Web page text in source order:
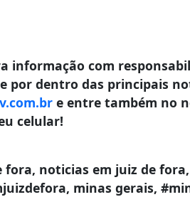
informação com
por dentro das principais
e entre também no
celular!
fora, noticias em juiz de
minas gerais,